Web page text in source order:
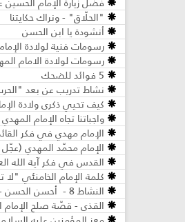
"الحلّاق" - ونراك حكايتنا
أنشودة يا ابن الحسن
رسومات فنية لولادة
رسومات لولادة الامام
5 فوائد للضحك
نشاط تدريب عن بعد
كيف تحيي ذكرى ولادة
واجباتنا تجاه الإمام
الإمام مهدي في فكر
الإمام محمّد المهدي (عجّل
القدس في فكر آية الله
كلمة الإمام الخامنئي
النشاط 8 - أحسن الحسن - مرحلة البراعم - سلسلة برنامج الإحياء الرمضاني "ضيوف الرحمان"
القذى - قصّة صلح الإمام